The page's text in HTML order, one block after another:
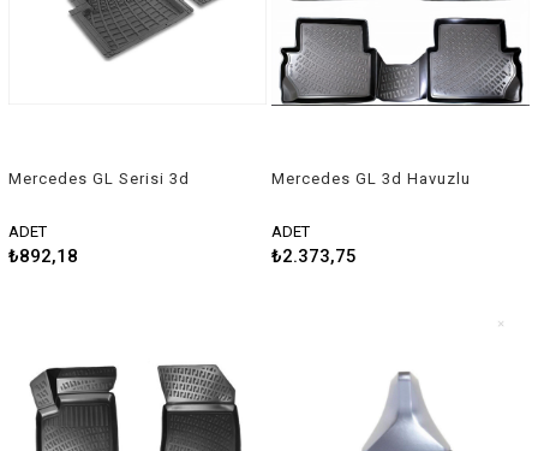
Mercedes GL Serisi 3d
ADET
₺892,18
Mercedes GL 3d Havuzlu
ADET
₺2.373,75